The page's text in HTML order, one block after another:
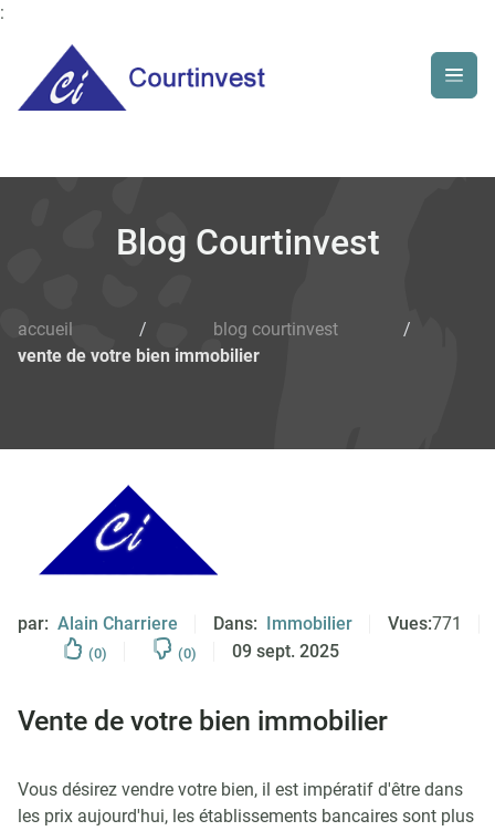
:
Blog Courtinvest
accueil / blog courtinvest
/
vente de votre bien immobilier
par: Alain Charriere Dans: Immobilier Vues:771
(0) (0) 09 sept. 2025
Vente de votre bien immobilier
Vous désirez vendre votre bien, il est impératif d'être dans
les prix aujourd'hui, les établissements bancaires sont plus